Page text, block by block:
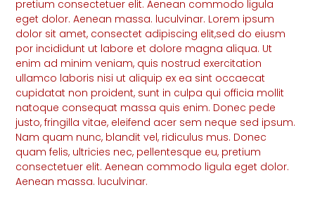
pretium consectetuer elit. Aenean commodo ligula
eget dolor. Aenean massa. luculvinar. Lorem ipsum
dolor sit amet, consectet adipiscing elit,sed do eiusm
por incididunt ut labore et dolore magna aliqua. Ut
enim ad minim veniam, quis nostrud exercitation
ullamco laboris nisi ut aliquip ex ea sint occaecat
cupidatat non proident, sunt in culpa qui officia mollit
natoque consequat massa quis enim. Donec pede
justo, fringilla vitae, eleifend acer sem neque sed ipsum.
Nam quam nunc, blandit vel, ridiculus mus. Donec
quam felis, ultricies nec, pellentesque eu, pretium
consectetuer elit. Aenean commodo ligula eget dolor.
Aenean massa. luculvinar.